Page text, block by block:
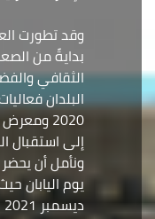
وقد تطورت
بدايةً من
الثقافي
البلدان
إلى استقبال
ونأمل أن يحضر
ديسمبر 2021 خلال معرض اكسبو.